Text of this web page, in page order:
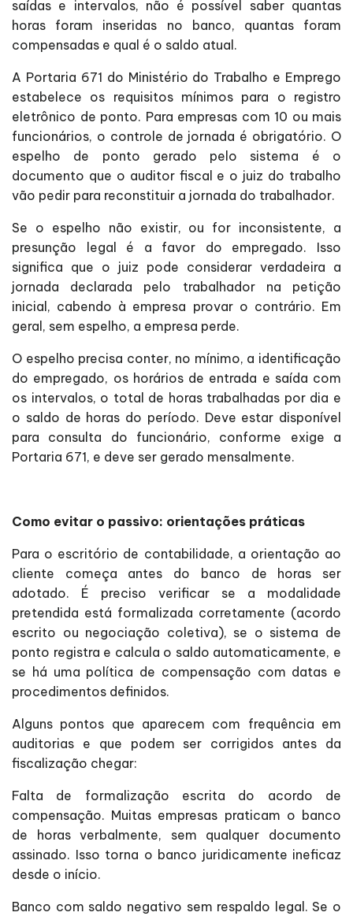
saídas e intervalos, não é possível saber quantas
horas foram inseridas no banco, quantas foram
compensadas e qual é o saldo atual.
A Portaria 671 do Ministério do Trabalho e Emprego
estabelece os requisitos mínimos para o registro
eletrônico de ponto. Para empresas com 10 ou mais
funcionários, o controle de jornada é obrigatório. O
espelho de ponto gerado pelo sistema é o
documento que o auditor fiscal e o juiz do trabalho
vão pedir para reconstituir a jornada do trabalhador.
Se o espelho não existir, ou for inconsistente, a
presunção legal é a favor do empregado. Isso
significa que o juiz pode considerar verdadeira a
jornada declarada pelo trabalhador na petição
inicial, cabendo à empresa provar o contrário. Em
geral, sem espelho, a empresa perde.
O espelho precisa conter, no mínimo, a identificação
do empregado, os horários de entrada e saída com
os intervalos, o total de horas trabalhadas por dia e
o saldo de horas do período. Deve estar disponível
para consulta do funcionário, conforme exige a
Portaria 671, e deve ser gerado mensalmente.
Como evitar o passivo: orientações práticas
Para o escritório de contabilidade, a orientação ao
cliente começa antes do banco de horas ser
adotado. É preciso verificar se a modalidade
pretendida está formalizada corretamente (acordo
escrito ou negociação coletiva), se o sistema de
ponto registra e calcula o saldo automaticamente, e
se há uma política de compensação com datas e
procedimentos definidos.
Alguns pontos que aparecem com frequência em
auditorias e que podem ser corrigidos antes da
fiscalização chegar:
Falta de formalização escrita do acordo de
compensação. Muitas empresas praticam o banco
de horas verbalmente, sem qualquer documento
assinado. Isso torna o banco juridicamente ineficaz
desde o início.
Banco com saldo negativo sem respaldo legal. Se o